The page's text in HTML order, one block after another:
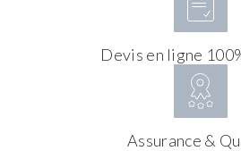
Devis en ligne
Assurance &